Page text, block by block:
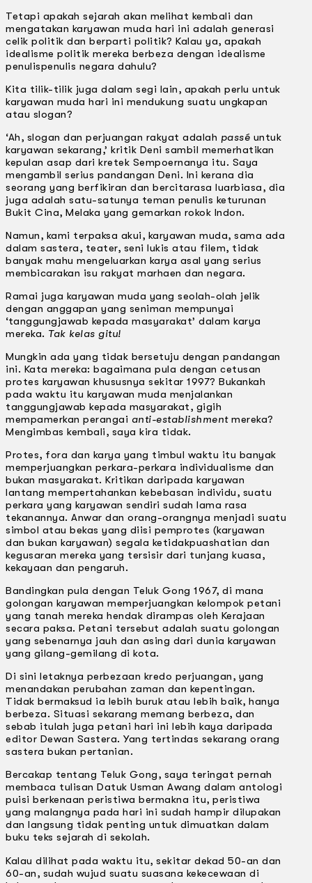
Tetapi apakah sejarah akan melihat kembali dan
mengatakan karyawan muda hari ini adalah generasi
celik politik dan berparti politik? Kalau ya, apakah
idealisme politik mereka berbeza dengan idealisme
penulis­penulis negara dahulu?
Kita tilik-tilik juga dalam segi lain, apakah perlu untuk
karyawan muda hari ini mendukung suatu ungkapan
atau slogan?
‘Ah, slogan dan perjuangan rakyat adalah passé untuk
karyawan sekarang,’ kritik Deni sambil memerhatikan
kepulan asap dari kretek Sempoernanya itu. Saya
mengambil serius pandangan Deni. Ini kerana dia
seorang yang berfikiran dan bercitarasa luarbiasa, dia
juga adalah satu-satunya teman penulis keturunan
Bukit Cina, Melaka yang gemarkan rokok lndon.
Namun, kami terpaksa akui, karyawan muda, sama ada
dalam sastera, teater, seni lukis atau filem, tidak
banyak mahu mengeluarkan karya asal yang serius
membicarakan isu rakyat marhaen dan negara.
Ramai juga karyawan muda yang seolah-olah jelik
dengan anggapan yang seniman mempunyai
‘tanggungjawab kepada masyarakat’ dalam karya
mereka. Tak kelas gitu!
Mungkin ada yang tidak bersetuju dengan pandangan
ini. Kata mereka: bagaimana pula dengan cetusan
protes karyawan khususnya sekitar 1997? Bukankah
pada waktu itu karyawan muda menjalankan
tanggungjawab kepada masyarakat, gigih
mempamerkan perangai anti-establishment mereka?
Mengimbas kembali, saya kira tidak.
Protes, fora dan karya yang timbul waktu itu banyak
memperjuangkan perkara-perkara individualisme dan
bukan masyarakat. Kritikan daripada karyawan
lantang mempertahankan kebebasan individu, suatu
perkara yang karyawan sendiri sudah lama rasa
tekanannya. Anwar dan orang-orangnya menjadi suatu
simbol atau bekas yang diisi pemprotes (karyawan
dan bukan karyawan) segala ketidakpuashatian dan
kegusaran mereka yang tersisir dari tunjang kuasa,
kekayaan dan pengaruh.
Bandingkan pula dengan Teluk Gong 1967, di mana
golongan karyawan memperjuangkan kelompok petani
yang tanah mereka hendak dirampas oleh Kerajaan
secara paksa. Petani tersebut adalah suatu golongan
yang sebenarnya jauh dan asing dari dunia karyawan
yang gilang-gemilang di kota.
Di sini letaknya perbezaan kredo perjuangan, yang
menandakan perubahan zaman dan kepentingan.
Tidak bermaksud ia lebih buruk atau lebih baik, hanya
berbeza. Situasi sekarang memang berbeza, dan
sebab itulah juga petani hari ini lebih kaya daripada
editor Dewan Sastera. Yang tertindas sekarang orang
sastera bukan pertanian.
Bercakap tentang Teluk Gong, saya teringat pernah
membaca tulisan Datuk Usman Awang dalam antologi
puisi berkenaan peristiwa bermakna itu, peristiwa
yang malangnya pada hari ini sudah hampir dilupakan
dan langsung tidak penting untuk dimuatkan dalam
buku teks sejarah di sekolah.
Kalau dilihat pada waktu itu, sekitar dekad 50-an dan
60-an, sudah wujud suatu suasana kekecewaan di